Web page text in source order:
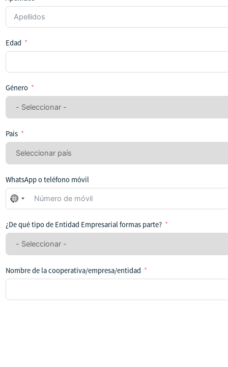
Edad
Género
País
WhatsApp o teléfono móvil
No
se
seleccionado
ningún
¿De qué tipo de Entidad Empresarial formas parte?
Nombre de la cooperativa/empresa/entidad